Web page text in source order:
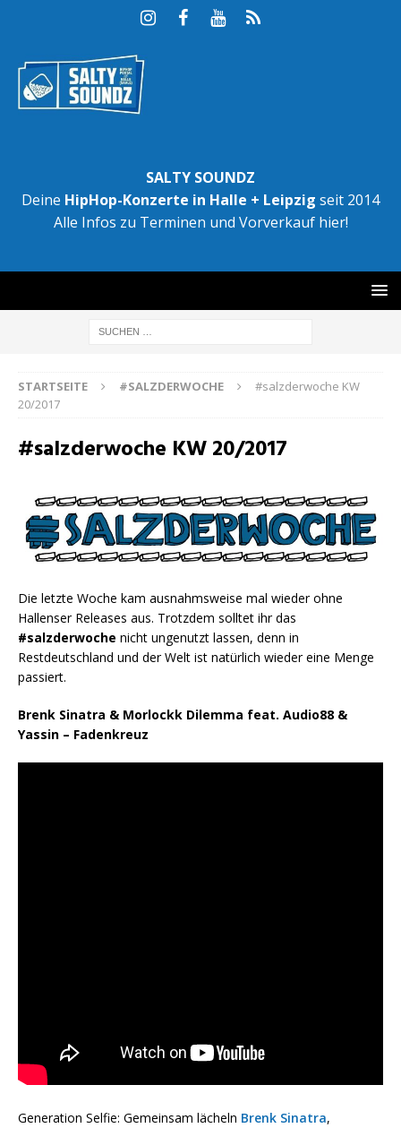
SALTY SOUNDZ
Deine HipHop-Konzerte in Halle + Leipzig seit 2014
Alle Infos zu Terminen und Vorverkauf hier!
STARTSEITE #SALZDERWOCHE
#salzderwoche KW
20/2017
#salzderwoche KW 20/2017
Die letzte Woche kam ausnahmsweise mal wieder ohne
Hallenser Releases aus. Trotzdem solltet ihr das
#salzderwoche nicht ungenutzt lassen, denn in
Restdeutschland und der Welt ist natürlich wieder eine Menge
passiert.
Brenk Sinatra & Morlockk Dilemma feat. Audio88 &
Yassin – Fadenkreuz
Generation Selfie: Gemeinsam lächeln Brenk Sinatra,